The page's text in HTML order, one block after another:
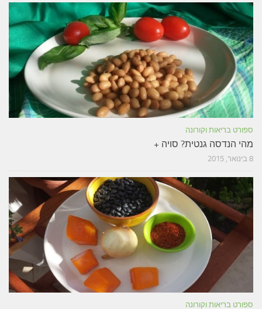
ספורט בריאות וקורונה
מהי הנדסה גנטית? סויה +
8 בינואר, 2015
ספורט בריאות וקורונה